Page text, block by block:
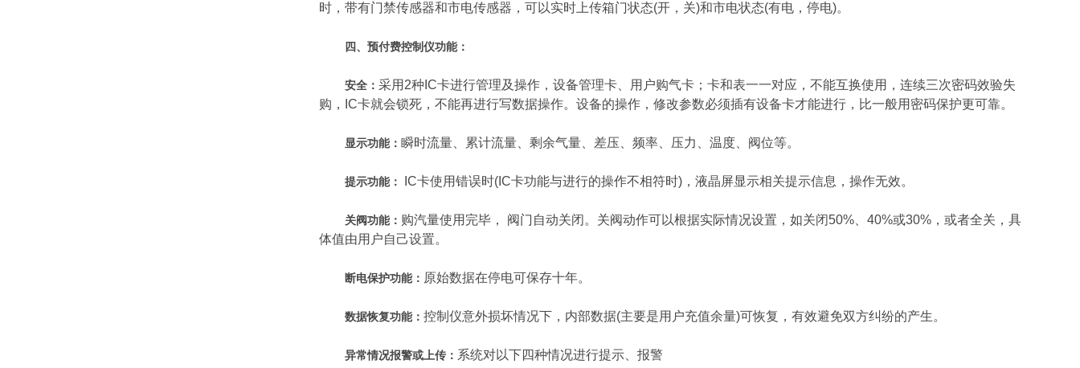
时，带有门禁传感器和市电传感器，可以实时上传箱门状态(开，关)和市电状态(有电，停电)。
四、预付费控制仪功能：
安全： 采用2种IC卡进行管理及操作，设备管理卡、用户购气卡；卡和表一一对应，不能互换使用，连续三次密码效验失
购，IC卡就会锁死，不能再进行写数据操作。设备的操作，修改参数必须插有设备卡才能进行，比一般用密码保护更可靠。
显示功能： 瞬时流量、累计流量、剩余气量、差压、频率、压力、温度、阀位等。
提示功能： IC卡使用错误时(IC卡功能与进行的操作不相符时)，液晶屏显示相关提示信息，操作无效。
关阀功能： 购汽量使用完毕， 阀门自动关闭。关阀动作可以根据实际情况设置，如关闭50%、40%或30%，或者全关，具
体值由用户自己设置。
断电保护功能： 原始数据在停电可保存十年。
数据恢复功能： 控制仪意外损坏情况下，内部数据(主要是用户充值余量)可恢复，有效避免双方纠纷的产生。
异常情况报警或上传： 系统对以下四种情况进行提示、报警